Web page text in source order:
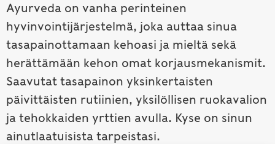
Ayurveda on vanha perinteinen
hyvinvointijärjestelmä, joka auttaa sinua
tasapainottamaan kehoasi ja mieltä sekä
herättämään kehon omat korjausmekanismit.
Saavutat tasapainon yksinkertaisten
päivittäisten rutiinien, yksilöllisen ruokavalion
ja tehokkaiden yrttien avulla. Kyse on sinun
ainutlaatuisista tarpeistasi.